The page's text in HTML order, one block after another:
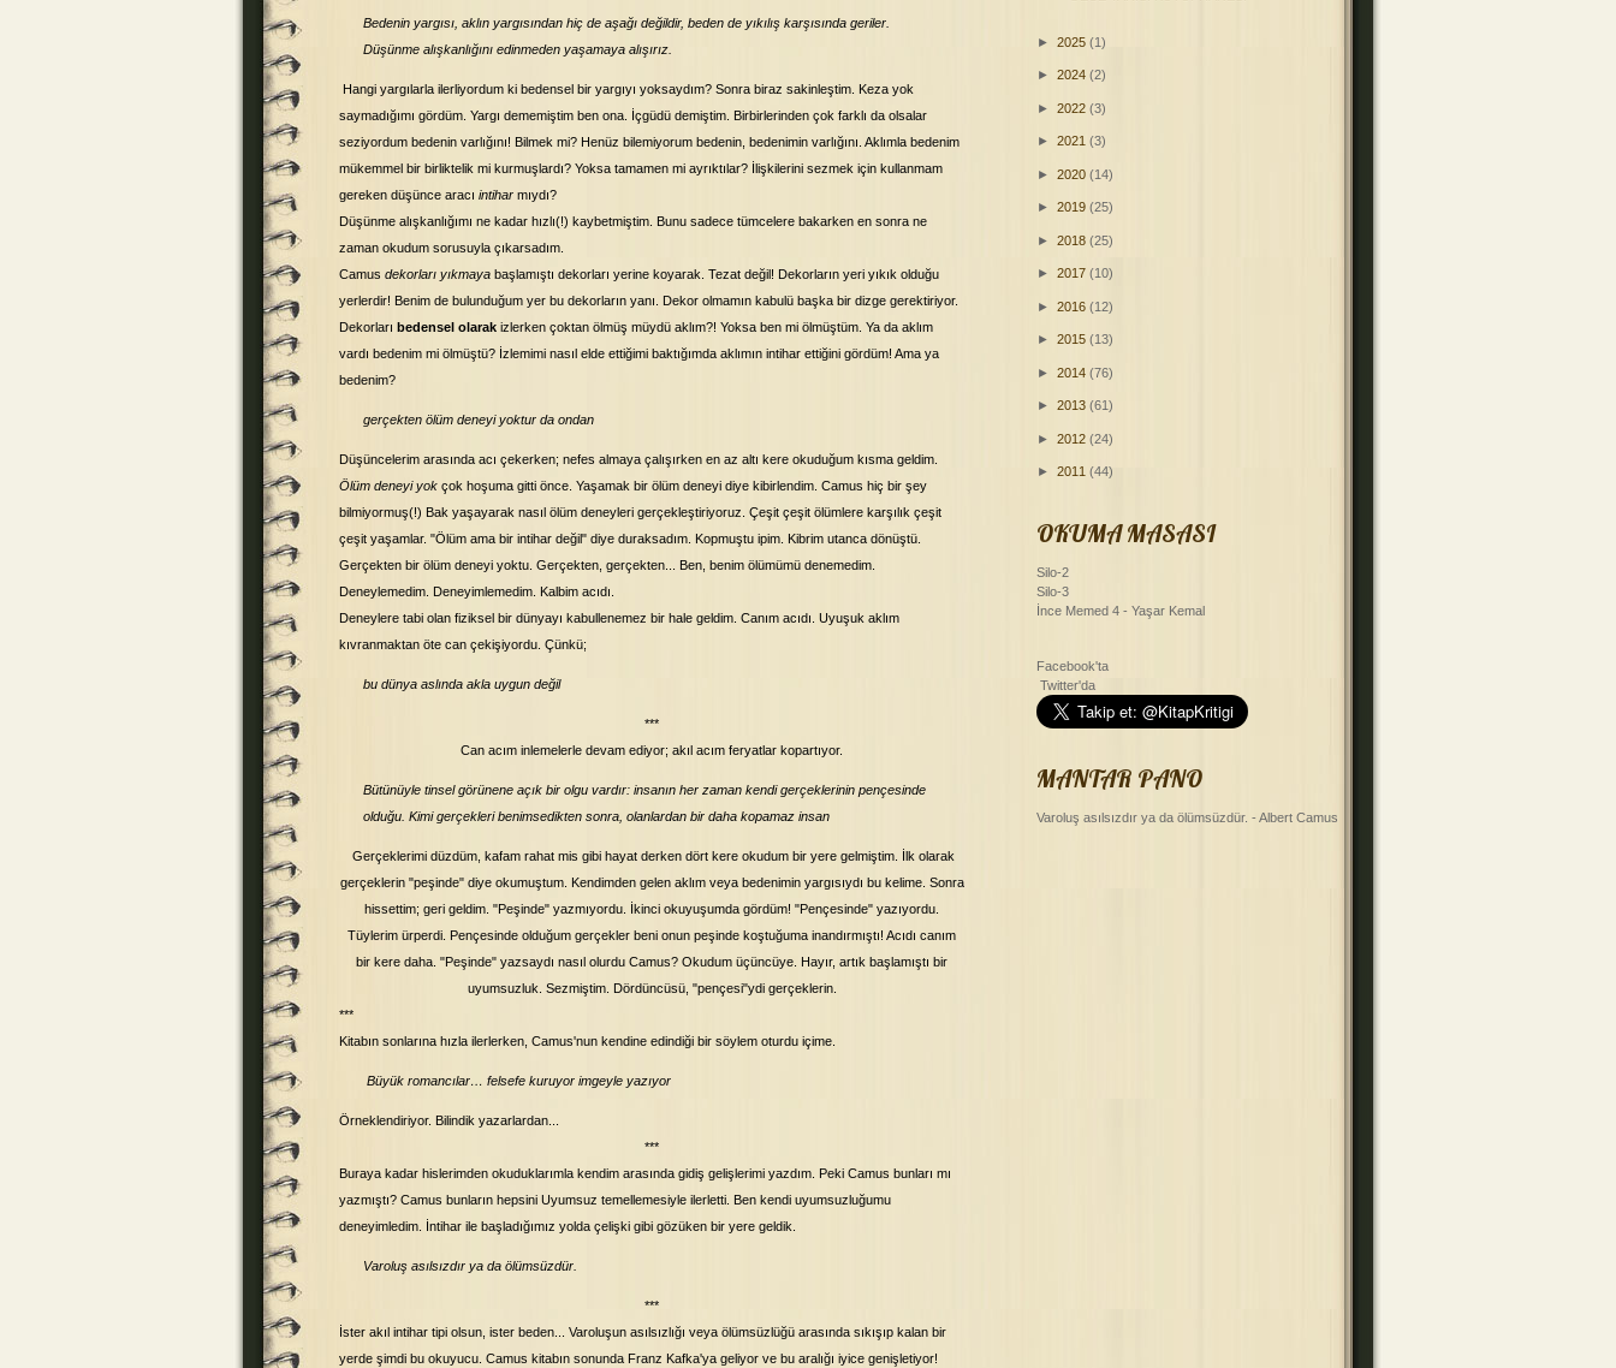
Bedenin yargısı, aklın yargısından hiç de aşağı değildir, beden de yıkılış karşısında geriler.
Düşünme alışkanlığını edinmeden yaşamaya alışırız.
Hangi yargılarla ilerliyordum ki bedensel bir yargıyı yoksaydım? Sonra biraz sakinleştim. Keza yok
saymadığımı gördüm. Yargı dememiştim ben ona. İçgüdü demiştim. Birbirlerinden çok farklı da olsalar
seziyordum bedenin varlığını! Bilmek mi? Henüz bilemiyorum bedenin, bedenimin varlığını. Aklımla bedenim
mükemmel bir birliktelik mi kurmuşlardı? Yoksa tamamen mi ayrıktılar? İlişkilerini sezmek için kullanmam
gereken düşünce aracı intihar mıydı?
Düşünme alışkanlığımı ne kadar hızlı(!) kaybetmiştim. Bunu sadece tümcelere bakarken en sonra ne
zaman okudum sorusuyla çıkarsadım.
Camus dekorları yıkmaya başlamıştı dekorları yerine koyarak. Tezat değil! Dekorların yeri yıkık olduğu
yerlerdir! Benim de bulunduğum yer bu dekorların yanı. Dekor olmamın kabulü başka bir dizge gerektiriyor.
Dekorları bedensel olarak izlerken çoktan ölmüş müydü aklım?! Yoksa ben mi ölmüştüm. Ya da aklım
vardı bedenim mi ölmüştü? İzlemimi nasıl elde ettiğimi baktığımda aklımın intihar ettiğini gördüm! Ama ya
bedenim?
gerçekten ölüm deneyi yoktur da ondan
Düşüncelerim arasında acı çekerken; nefes almaya çalışırken en az altı kere okuduğum kısma geldim.
Ölüm deneyi yok çok hoşuma gitti önce. Yaşamak bir ölüm deneyi diye kibirlendim. Camus hiç bir şey
bilmiyormuş(!) Bak yaşayarak nasıl ölüm deneyleri gerçekleştiriyoruz. Çeşit çeşit ölümlere karşılık çeşit
çeşit yaşamlar. "Ölüm ama bir intihar değil" diye duraksadım. Kopmuştu ipim. Kibrim utanca dönüştü.
Gerçekten bir ölüm deneyi yoktu. Gerçekten, gerçekten... Ben, benim ölümümü denemedim.
Deneylemedim. Deneyimlemedim. Kalbim acıdı.
Deneylere tabi olan fiziksel bir dünyayı kabullenemez bir hale geldim. Canım acıdı. Uyuşuk aklım
kıvranmaktan öte can çekişiyordu. Çünkü;
bu dünya aslında akla uygun değil
***
Can acım inlemelerle devam ediyor; akıl acım feryatlar kopartıyor.
Bütünüyle tinsel görünene açık bir olgu vardır: insanın her zaman kendi gerçeklerinin pençesinde
olduğu. Kimi gerçekleri benimsedikten sonra, olanlardan bir daha kopamaz insan
Gerçeklerimi düzdüm, kafam rahat mis gibi hayat derken dört kere okudum bir yere gelmiştim. İlk olarak
gerçeklerin "peşinde" diye okumuştum. Kendimden gelen aklım veya bedenimin yargısıydı bu kelime. Sonra
hissettim; geri geldim. "Peşinde" yazmıyordu. İkinci okuyuşumda gördüm! "Pençesinde" yazıyordu.
Tüylerim ürperdi. Pençesinde olduğum gerçekler beni onun peşinde koştuğuma inandırmıştı! Acıdı canım
bir kere daha. "Peşinde" yazsaydı nasıl olurdu Camus? Okudum üçüncüye. Hayır, artık başlamıştı bir
uyumsuzluk. Sezmiştim. Dördüncüsü, "pençesi"ydi gerçeklerin.
***
Kitabın sonlarına hızla ilerlerken, Camus'nun kendine edindiği bir söylem oturdu içime.
Büyük romancılar… felsefe kuruyor imgeyle yazıyor
Örneklendiriyor. Bilindik yazarlardan...
***
Buraya kadar hislerimden okuduklarımla kendim arasında gidiş gelişlerimi yazdım. Peki Camus bunları mı
yazmıştı? Camus bunların hepsini Uyumsuz temellemesiyle ilerletti. Ben kendi uyumsuzluğumu
deneyimledim. İntihar ile başladığımız yolda çelişki gibi gözüken bir yere geldik.
Varoluş asılsızdır ya da ölümsüzdür.
***
İster akıl intihar tipi olsun, ister beden... Varoluşun asılsızlığı veya ölümsüzlüğü arasında sıkışıp kalan bir
yerde şimdi bu okuyucu. Camus kitabın sonunda Franz Kafka'ya geliyor ve bu aralığı iyice genişletiyor!
► 2025 (1)
► 2024 (2)
► 2022 (3)
► 2021 (3)
► 2020 (14)
► 2019 (25)
► 2018 (25)
► 2017 (10)
► 2016 (12)
► 2015 (13)
► 2014 (76)
► 2013 (61)
► 2012 (24)
► 2011 (44)
OKUMA MASASI
Silo-2
Silo-3
İnce Memed 4 - Yaşar Kemal
Facebook'ta
Twitter'da
MANTAR PANO
Varoluş asılsızdır ya da ölümsüzdür. - Albert Camus